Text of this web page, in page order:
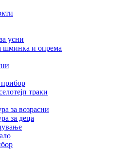
усни
шминка и опрема
траки
за возрасни
за деца